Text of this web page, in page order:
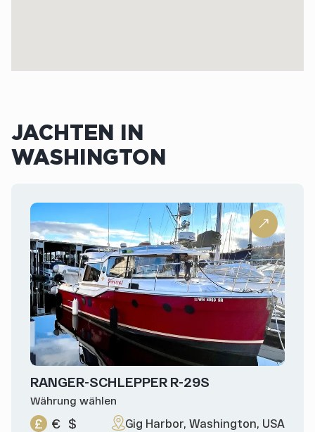
JACHTEN IN
WASHINGTON
RANGER-SCHLEPPER R-29S
Währung wählen
£ € $ Gig Harbor, Washington, USA